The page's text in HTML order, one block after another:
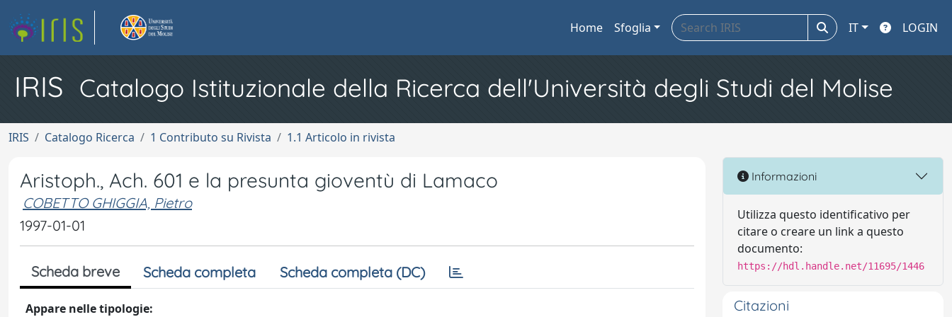
Home Sfoglia IT LOGIN
IRIS Catalogo Istituzionale della Ricerca dell'Università degli Studi del Molise
IRIS Catalogo Ricerca 1 Contributo su Rivista 1.1 Articolo in rivista
Aristoph., Ach. 601 e la presunta gioventù di Lamaco
COBETTO GHIGGIA, Pietro
1997-01-01
Scheda breve Scheda completa Scheda completa (DC)
Appare nelle tipologie:
Informazioni
Utilizza questo identificativo per
citare o creare un link a questo
documento:
https://hdl.handle.net/11695/1446
Citazioni